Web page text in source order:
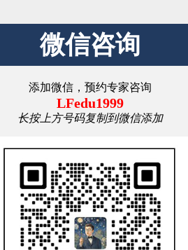
微信咨询
添加微信，预约专家咨询
LFedu1999
长按上方号码复制到微信添加